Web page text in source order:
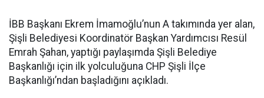
İBB Başkanı Ekrem İmamoğlu’nun A takımında yer alan,
Şişli Belediyesi Koordinatör Başkan Yardımcısı Resül
Emrah Şahan, yaptığı paylaşımda Şişli Belediye
Başkanlığı için ilk yolculuğuna CHP Şişli İlçe
Başkanlığı’ndan başladığını açıkladı.